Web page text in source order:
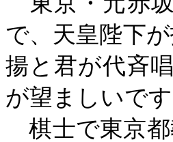
で、天皇陛下
揚と君が代斉
が望ましいで
棋士で東京都